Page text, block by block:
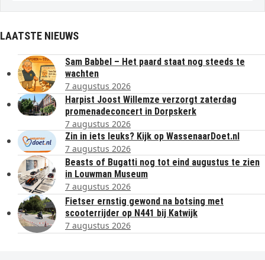
LAATSTE NIEUWS
Sam Babbel – Het paard staat nog steeds te
wachten
7 augustus 2026
Harpist Joost Willemze verzorgt zaterdag
promenadeconcert in Dorpskerk
7 augustus 2026
Zin in iets leuks? Kijk op WassenaarDoet.nl
7 augustus 2026
Beasts of Bugatti nog tot eind augustus te zien
in Louwman Museum
7 augustus 2026
Fietser ernstig gewond na botsing met
scooterrijder op N441 bij Katwijk
7 augustus 2026